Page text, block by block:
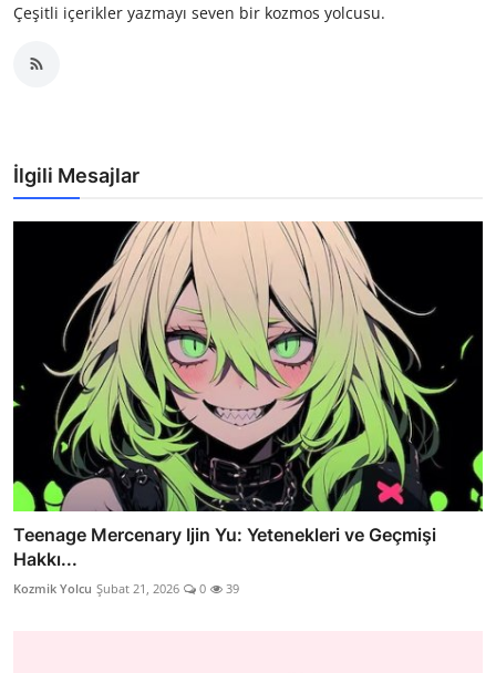
Çeşitli içerikler yazmayı seven bir kozmos yolcusu.
İlgili Mesajlar
Teenage Mercenary Ijin Yu: Yetenekleri ve Geçmişi
Hakkı...
Kozmik Yolcu Şubat 21, 2026 0 39